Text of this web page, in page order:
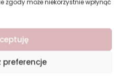
może niekorzystnie wpłynąć
preferencje
bez osypywania
do powiek?